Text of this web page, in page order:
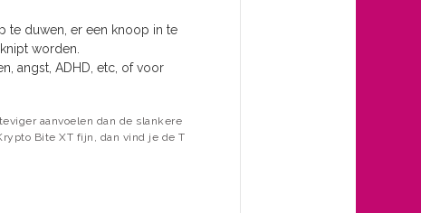
te duwen, er een knoop in te
worden.
angst, ADHD, etc, of voor
aanvoelen dan de slankere
Bite XT fijn, dan vind je de T